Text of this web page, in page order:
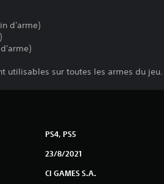
d'arme)
utilisables sur toutes les armes du
PS4, PS5
23/8/2021
CI GAMES S.A.